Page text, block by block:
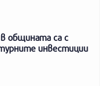
общината са с
инвестиции